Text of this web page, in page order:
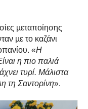
µεταποίησης
µε το καζάνι
«Η
η πιο παλιά
τυρί. Μάλιστα
τη Σαντορίνη».